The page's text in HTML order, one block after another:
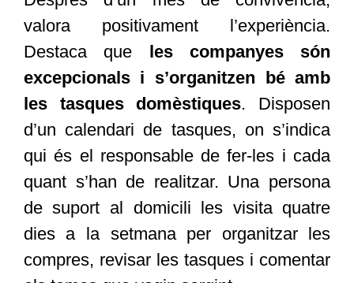
valora positivament l’experiència.
Destaca que
les companyes són
excepcionals i s’organitzen bé amb
les tasques domèstiques. Disposen
d’un calendari de tasques, on s’indica
qui és el responsable de fer-les i cada
quant s’han de realitzar. Una persona
de suport al domicili les visita quatre
dies a la setmana per organitzar les
compres, revisar les tasques i comentar